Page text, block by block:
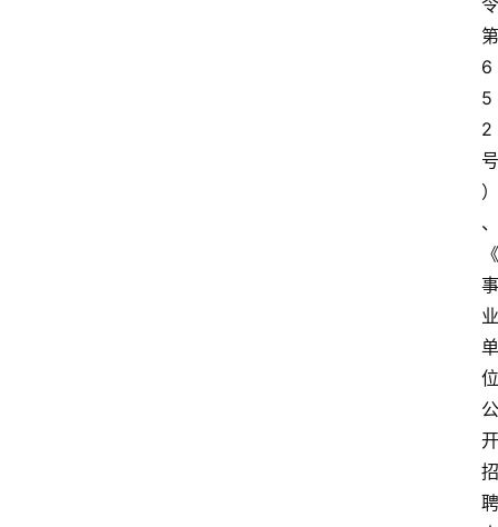
令
第
6
5
2
号
）
、
《
事
业
单
位
公
开
招
聘